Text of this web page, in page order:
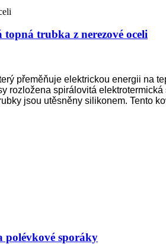
trubka z nerezové oceli
přeměňuje elektrickou energii na
rozložena spirálovitá
jsou utěsněny silikonem. Tento
polévkové sporáky